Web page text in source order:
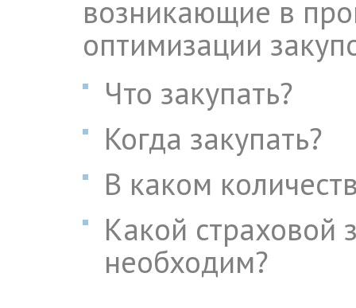
возникающие в
оптимизации
Что закупать?
Когда закупать?
В каком
Какой страховой
необходим?